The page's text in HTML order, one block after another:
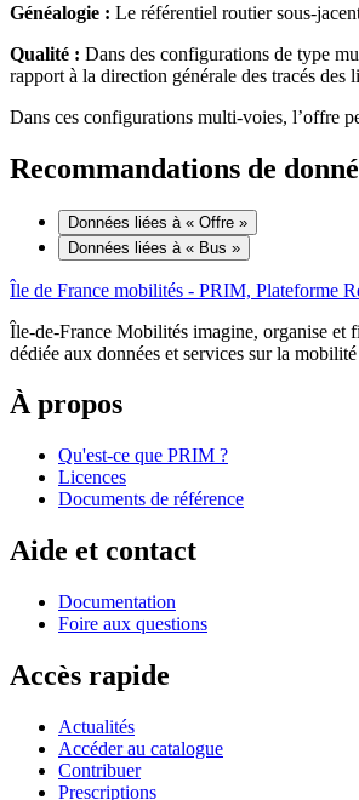
Généalogie​ : Le référentiel routier sous-
Qualité​ : Dans des configurations de type
rapport à la direction générale des tracés des
Dans ces configurations multi-voies, l’offre
Recommandations de
Données liées à « Offre »
Données liées à « Bus »
Île de France mobilités - PRIM, Plateforme
Île-de-France Mobilités imagine, organise et
dédiée aux données et services sur la
À propos
Qu'est-ce que PRIM ?
Licences
Documents de référence
Aide et contact
Documentation
Foire aux questions
Accès rapide
Actualités
Accéder au catalogue
Contribuer
Prescriptions